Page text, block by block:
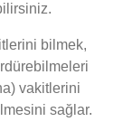
bilmek,
vakitlerini
sağlar.